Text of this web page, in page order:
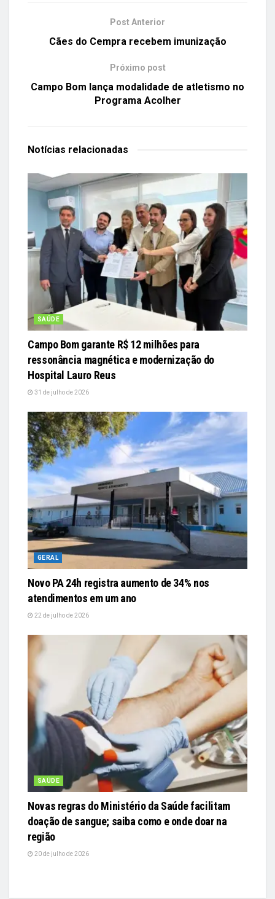
Post Anterior
Cães do Cempra recebem imunização
Próximo post
Campo Bom lança modalidade de atletismo no
Programa Acolher
Notícias relacionadas
SAÚDE
Campo Bom garante R$ 12 milhões para
ressonância magnética e modernização do
Hospital Lauro Reus
31 de julho de 2026
GERAL
Novo PA 24h registra aumento de 34% nos
atendimentos em um ano
22 de julho de 2026
SAÚDE
Novas regras do Ministério da Saúde facilitam
doação de sangue; saiba como e onde doar na
região
20 de julho de 2026